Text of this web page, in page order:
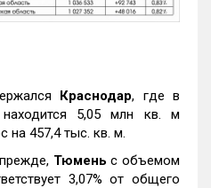
Краснодар, где в
находится 5,05 млн кв. м
на 457,4 тыс. кв. м.
Тюмень с объемом
3,07% от общего